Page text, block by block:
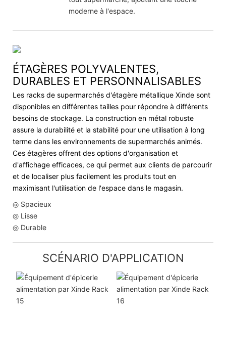
moderne à l'espace.
ÉTAGÈRES POLYVALENTES,
DURABLES ET PERSONNALISABLES
Les racks de supermarchés d'étagère métallique Xinde sont
disponibles en différentes tailles pour répondre à différents
besoins de stockage. La construction en métal robuste
assure la durabilité et la stabilité pour une utilisation à long
terme dans les environnements de supermarchés animés.
Ces étagères offrent des options d'organisation et
d'affichage efficaces, ce qui permet aux clients de parcourir
et de localiser plus facilement les produits tout en
maximisant l'utilisation de l'espace dans le magasin.
◎ Spacieux
◎ Lisse
◎ Durable
SCÉNARIO D'APPLICATION